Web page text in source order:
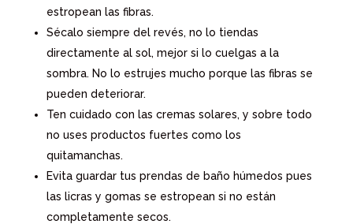
estropean las fibras.
Sécalo siempre del revés, no lo tiendas
directamente al sol, mejor si lo cuelgas a la
sombra. No lo estrujes mucho porque las fibras se
pueden deteriorar.
Ten cuidado con las cremas solares, y sobre todo
no uses productos fuertes como los
quitamanchas.
Evita guardar tus prendas de baño húmedos pues
las licras y gomas se estropean si no están
completamente secos.